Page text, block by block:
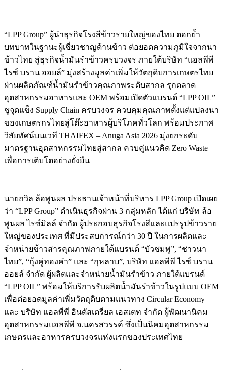
“LPP Group” ผู้นำธุรกิจโรงสีข้าวรายใหญ่ของไทย ตอกย้ำ
บทบาทในฐานะผู้เชี่ยวชาญด้านข้าว ต่อยอดความภูมิใจจากนา
ข้าวไทย สู่ธุรกิจน้ำมันรำข้าวครบวงจร ภายใต้บริษัท “แอลพีพี
ไรซ์ บราน ออยล์” มุ่งสร้างมูลค่าเพิ่มให้วัตถุดิบการเกษตรไทย
ผ่านผลิตภัณฑ์น้ำมันรำข้าวคุณภาพระดับสากล รุกตลาด
อุตสาหกรรมอาหารและ OEM พร้อมเปิดตัวแบรนด์ “LPP OIL”
ชูจุดแข็ง Supply Chain ครบวงจร ควบคุมคุณภาพตั้งแต่แปลงนา
ของเกษตรกรไทยสู่โต๊ะอาหารผู้บริโภคทั่วโลก พร้อมประกาศ
วิสัยทัศน์บนเวที THAIFEX – Anuga Asia 2026 มุ่งยกระดับ
มาตรฐานอุตสาหกรรมไทยสู่สากล ควบคู่แนวคิด Zero Waste
เพื่อการเติบโตอย่างยั่งยืน
นายถวิล ล้อพูนผล ประธานเจ้าหน้าที่บริหาร LPP Group เปิดเผย
ว่า “LPP Group” ดำเนินธุรกิจผ่าน 3 กลุ่มหลัก ได้แก่ บริษัท ล้อ
พูนผล ไรซ์มิลล์ จำกัด ผู้ประกอบธุรกิจโรงสีและแปรรูปข้าวราย
ใหญ่ของประเทศ ที่มีประสบการณ์กว่า 30 ปี ในการผลิตและ
จำหน่ายข้าวสารคุณภาพภายใต้แบรนด์ “บัวชมพู”, “ชาวนา
ไทย”, “กุ้งคู่ทองคำ” และ “กุหลาบ”, บริษัท แอลพีพี ไรซ์ บราน
ออยล์ จำกัด ผู้ผลิตและจำหน่ายน้ำมันรำข้าว ภายใต้แบรนด์
“LPP OIL” พร้อมให้บริการรับผลิตน้ำมันรำข้าวในรูปแบบ OEM
เพื่อต่อยอดมูลค่าเพิ่มวัตถุดิบตามแนวทาง Circular Economy
และ บริษัท แอลพีพี อินดัสเตรียล เอสเตท จำกัด ผู้พัฒนานิคม
อุตสาหกรรมแอลพีพี จ.นครสวรรค์ ซึ่งเป็นนิคมอุตสาหกรรม
เกษตรและอาหารครบวงจรแห่งแรกของประเทศไทย